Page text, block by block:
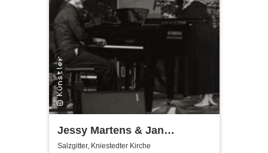
Jessy Martens & Jan
Fischer's Blues Support
Salzgitter, Kniestedter Kirche